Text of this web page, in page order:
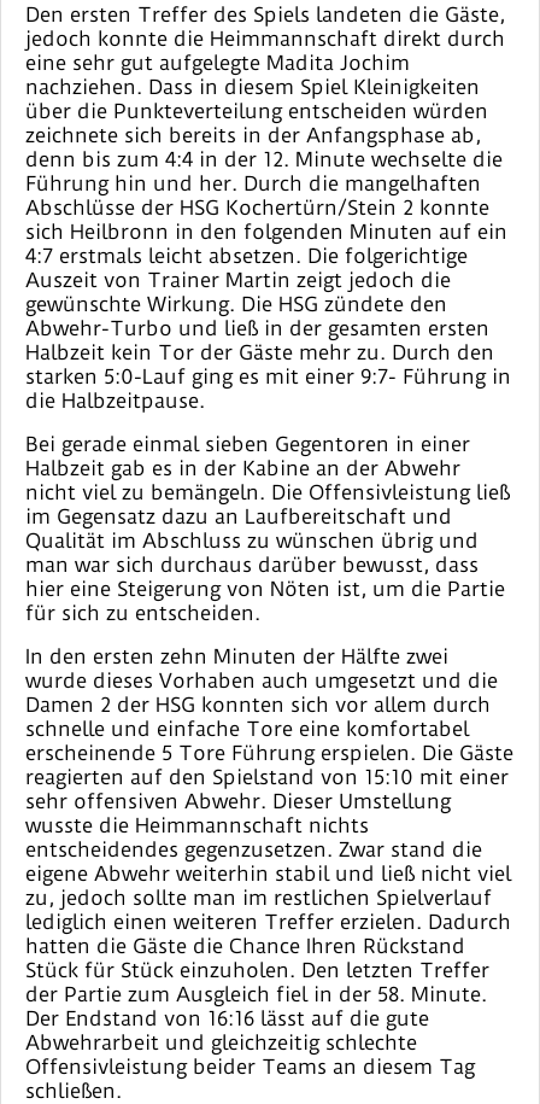
Den ersten Treffer des Spiels landeten die Gäste,
jedoch konnte die Heimmannschaft direkt durch
eine sehr gut aufgelegte Madita Jochim
nachziehen. Dass in diesem Spiel Kleinigkeiten
über die Punkteverteilung entscheiden würden
zeichnete sich bereits in der Anfangsphase ab,
denn bis zum 4:4 in der 12. Minute wechselte die
Führung hin und her. Durch die mangelhaften
Abschlüsse der HSG Kochertürn/Stein 2 konnte
sich Heilbronn in den folgenden Minuten auf ein
4:7 erstmals leicht absetzen. Die folgerichtige
Auszeit von Trainer Martin zeigt jedoch die
gewünschte Wirkung. Die HSG zündete den
Abwehr-Turbo und ließ in der gesamten ersten
Halbzeit kein Tor der Gäste mehr zu. Durch den
starken 5:0-Lauf ging es mit einer 9:7- Führung in
die Halbzeitpause.
Bei gerade einmal sieben Gegentoren in einer
Halbzeit gab es in der Kabine an der Abwehr
nicht viel zu bemängeln. Die Offensivleistung ließ
im Gegensatz dazu an Laufbereitschaft und
Qualität im Abschluss zu wünschen übrig und
man war sich durchaus darüber bewusst, dass
hier eine Steigerung von Nöten ist, um die Partie
für sich zu entscheiden.
In den ersten zehn Minuten der Hälfte zwei
wurde dieses Vorhaben auch umgesetzt und die
Damen 2 der HSG konnten sich vor allem durch
schnelle und einfache Tore eine komfortabel
erscheinende 5 Tore Führung erspielen. Die Gäste
reagierten auf den Spielstand von 15:10 mit einer
sehr offensiven Abwehr. Dieser Umstellung
wusste die Heimmannschaft nichts
entscheidendes gegenzusetzen. Zwar stand die
eigene Abwehr weiterhin stabil und ließ nicht viel
zu, jedoch sollte man im restlichen Spielverlauf
lediglich einen weiteren Treffer erzielen. Dadurch
hatten die Gäste die Chance Ihren Rückstand
Stück für Stück einzuholen. Den letzten Treffer
der Partie zum Ausgleich fiel in der 58. Minute.
Der Endstand von 16:16 lässt auf die gute
Abwehrarbeit und gleichzeitig schlechte
Offensivleistung beider Teams an diesem Tag
schließen.